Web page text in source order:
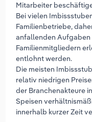
Mitarbeiter
Bei vielen
Familienbetriebe,
anfallenden
Familienmitgliedern
entlohnt werden.
Die meisten
relativ niedrigen
der Branchenakteure
Speisen
innerhalb kurzer Zeit